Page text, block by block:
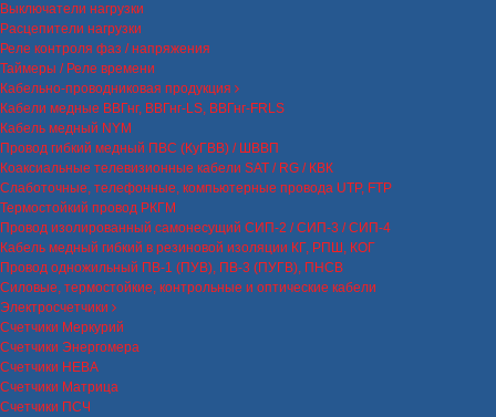
Выключатели нагрузки
Расцепители нагрузки
Реле контроля фаз / напряжения
Таймеры / Реле времени
Кабельно-проводниковая продукция
Кабели медные ВВГнг, ВВГнг-LS, ВВГнг-FRLS
Кабель медный NYM
Провод гибкий медный ПВС (КуГВВ) / ШВВП
Коаксиальные телевизионные кабели SAT / RG / КВК
Слаботочные, телефонные, компьютерные провода UTP, FTP
Термостойкий провод РКГМ
Провод изолированный самонесущий СИП-2 / СИП-3 / СИП-4
Кабель медный гибкий в резиновой изоляции КГ, РПШ, КОГ
Провод одножильный ПВ-1 (ПУВ), ПВ-3 (ПУГВ), ПНСВ
Силовые, термостойкие, контрольные и оптические кабели
Электросчетчики
Счетчики Меркурий
Счетчики Энергомера
Счетчики НЕВА
Счетчики Матрица
Счетчики ПСЧ